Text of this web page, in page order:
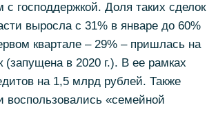
господдержкой. Доля таких сделок
выросла с 31% в январе до 60%
квартале – 29% – пришлась на
(запущена в 2020 г.). В ее рамках
на 1,5 млрд рублей. Также
воспользовались «семейной